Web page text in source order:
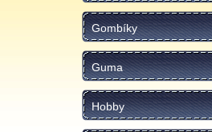
Gombíky
Guma
Hobby